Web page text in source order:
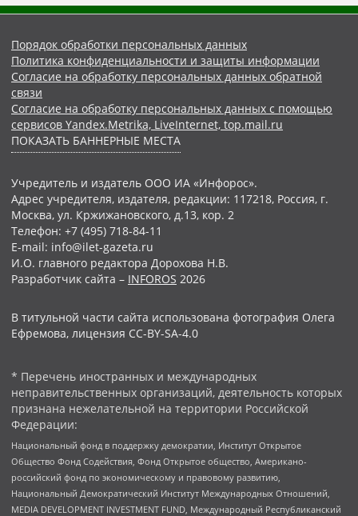
Порядок обработки персональных данных
Политика конфиденциальности и защиты информации
Согласие на обработку персональных данных обратной
связи
Согласие на обработку персональных данных с помощью
сервисов Yandex.Metrika, LiveInternet, top.mail.ru
ПОКАЗАТЬ БАННЕРНЫЕ МЕСТА
Учредитель и издатель ООО ИА «Инфорос».
Адрес учредителя, издателя, редакции: 117218, Россия, г.
Москва, ул. Кржижановского, д.13, кор. 2
Телефон: +7 (495) 718-84-11
E-mail: info@ilet-gazeta.ru
И.О. главного редактора Дорохова Н.В.
Разработчик сайта – INFOROS 2026
В титульной части сайта использована фотография Олега
Ефремова, лицензия CC-BY-SA-4.0
* Перечень иностранных и международных
неправительственных организаций, деятельность которых
признана нежелательной на территории Российской
Федерации:
Национальный фонд в поддержку демократии, Институт Открытое
Общество Фонд Содействия, Фонд Открытое общество, Американо-
российский фонд по экономическому и правовому развитию,
Национальный Демократический Институт Международных Отношений,
MEDIA DEVELOPMENT INVESTMENT FUND, Международный Республиканский